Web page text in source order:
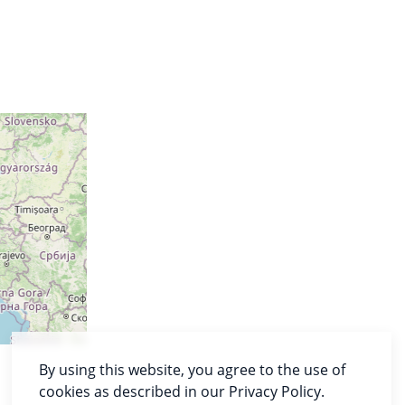
By using this website, you agree to the use of
cookies as described in our Privacy Policy.